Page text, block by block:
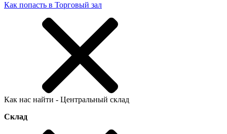
Как попасть в Торговый зал
Как нас найти - Центральный склад
Склад